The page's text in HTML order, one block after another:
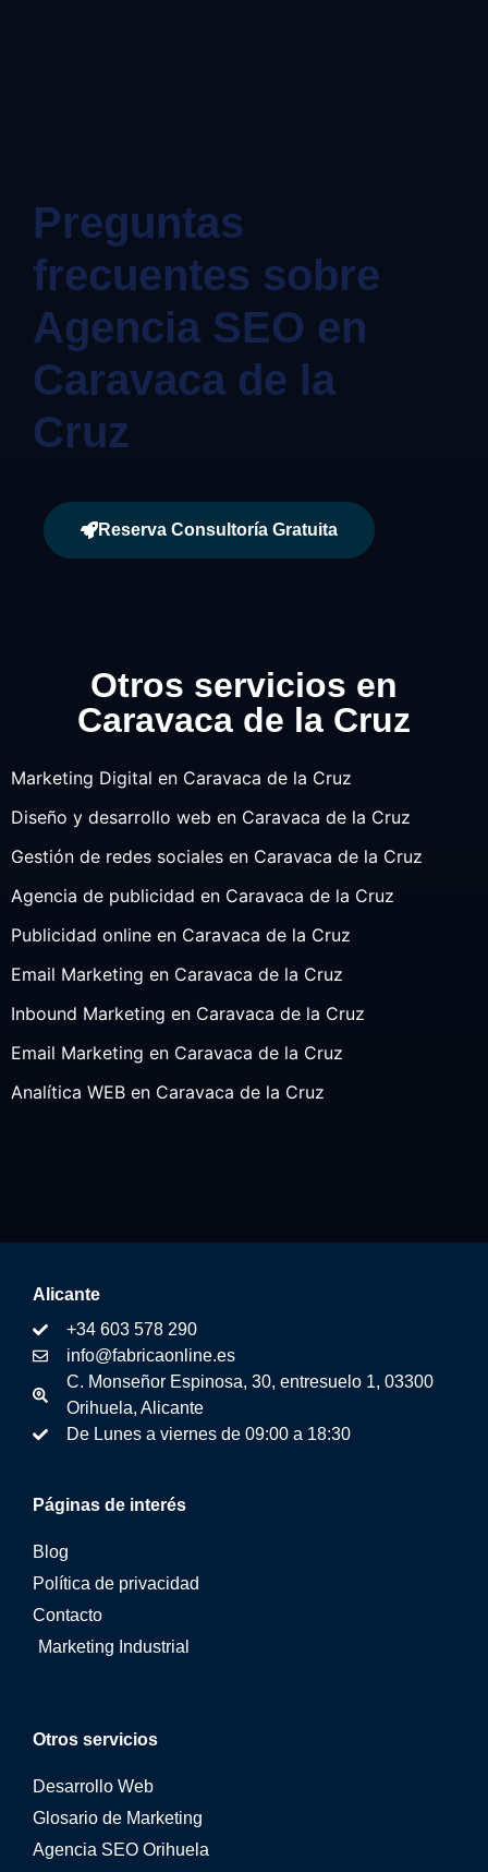
Preguntas
frecuentes sobre
Agencia SEO en
Caravaca de la
Cruz
Reserva Consultoría Gratuita
Otros servicios en
Caravaca de la Cruz
Marketing Digital en Caravaca de la Cruz
Diseño y desarrollo web en Caravaca de la Cruz
Gestión de redes sociales en Caravaca de la Cruz
Agencia de publicidad en Caravaca de la Cruz
Publicidad online en Caravaca de la Cruz
Email Marketing en Caravaca de la Cruz
Inbound Marketing en Caravaca de la Cruz
Email Marketing en Caravaca de la Cruz
Analítica WEB en Caravaca de la Cruz
Otros servicios
Desarrollo Web
Glosario de Marketing
Agencia SEO Orihuela
Páginas de interés
Blog
Política de privacidad
Contacto
Marketing Industrial
Alicante
+34 603 578 290
info@fabricaonline.es
C. Monseñor Espinosa, 30, entresuelo 1, 03300
Orihuela, Alicante
De Lunes a viernes de 09:00 a 18:30